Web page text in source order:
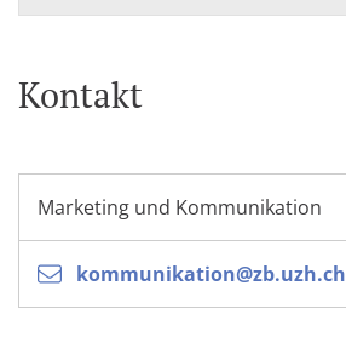
Kontakt
Marketing und Kommunikation
kommunikation@zb.uzh.ch